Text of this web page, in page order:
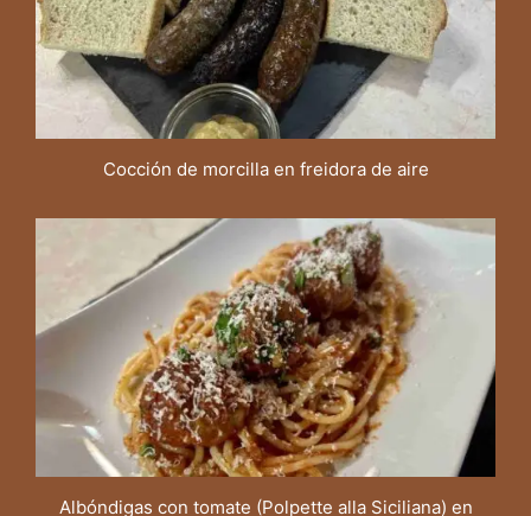
Cocción de morcilla en freidora de aire
Albóndigas con tomate (Polpette alla Siciliana) en